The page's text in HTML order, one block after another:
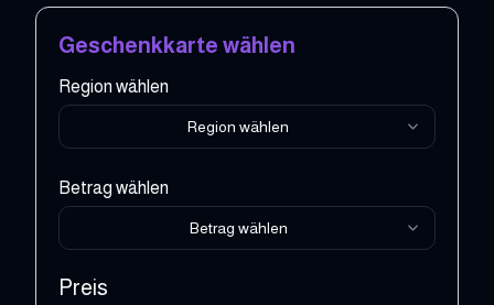
Geschenkkarte wählen
Region wählen
Region wählen
Betrag wählen
Betrag wählen
Preis